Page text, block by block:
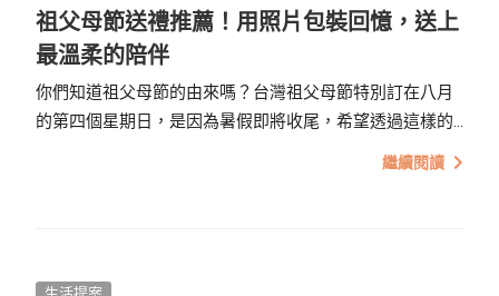
祖父母節送禮推薦！用照片包裝回憶，送上
最溫柔的陪伴
你們知道祖父母節的由來嗎？台灣祖父母節特別訂在八月
的第四個星期日，是因為暑假即將收尾，希望透過這樣的
節日，讓祖父母和子女、孫子女有個機會團聚，可以一起
繼續閱讀